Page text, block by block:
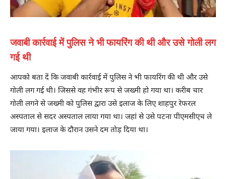
जवाबी कार्रवाई में पुलिस ने भी फायरिंग की थी और उसे गोली लग
गई थी
आपको बता दें कि जवाबी कार्रवाई में पुलिस ने भी फायरिंग की थी और उसे
गोली लग गई थी। जिससे वह गंभीर रूप से जख्मी हो गया था। करीब चार
गोली लगने से जख्मी को पुलिस द्वारा उसे इलाज के लिए शाहपुर रेफरल
अस्पताल से सदर अस्पताल लाया गया था। जहां से उसे पटना पीएमसीएच ले
जाया गया। इलाज के दौरान उसने दम तोड़ दिया था।